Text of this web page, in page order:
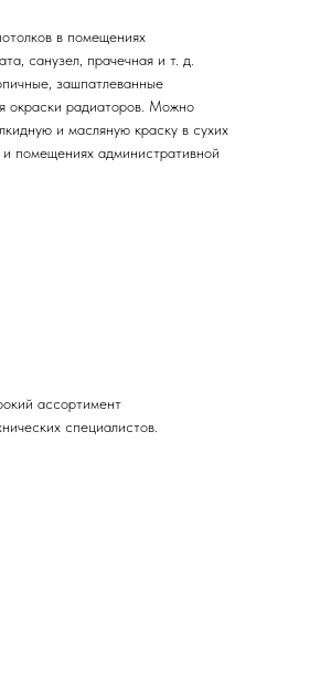
в помещениях
санузел, прачечная и т. д.
зашпатлеванные
окраски радиаторов. Можно
и масляную краску в сухих
помещениях административной
ассортимент
специалистов.